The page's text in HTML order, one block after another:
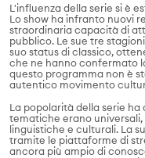
L'influenza della serie si è
Lo show ha infranto nuovi
straordinaria capacità di
pubblico. Le sue tre
suo status di classico,
che ne hanno confermato
questo programma non è
autentico movimento
La popolarità della serie
tematiche erano
linguistiche e culturali. La
tramite le piattaforme di
ancora più ampio di